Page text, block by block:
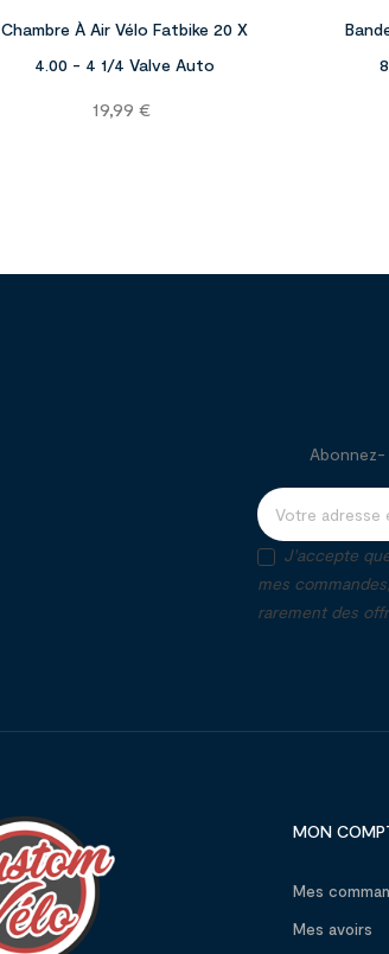
Chambre À Air Vélo Fatbike 20 X
4.00 - 4 1/4 Valve Auto
Prix
19,99 €
Abonnez-
J'accepte
mes
rarement des
MON
Mes
Mes avoirs